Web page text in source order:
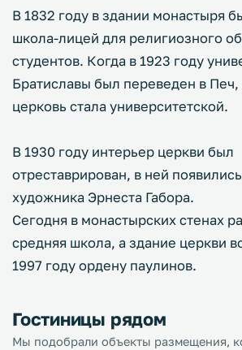
В 1832 году в здании монастыря
школа-лицей для религиозного
студентов. Когда в 1923 году
Братиславы был переведен в Печ,
церковь стала университетской.
В 1930 году интерьер церкви был
отреставрирован, в ней
художника Эрнеста Габора.
Сегодня в монастырских стенах
средняя школа, а здание церкви
1997 году ордену паулинов.
Гостиницы рядом
Мы подобрали объекты размещения,